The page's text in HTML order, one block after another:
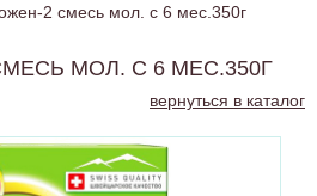
2 смесь мол. с 6 мес.350г
МОЛ. С 6 МЕС.350Г
вернуться в каталог